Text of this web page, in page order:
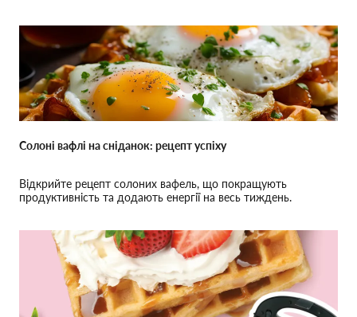
Солоні вафлі на сніданок: рецепт успіху
Відкрийте рецепт солоних вафель, що покращують
продуктивність та додають енергії на весь тиждень.